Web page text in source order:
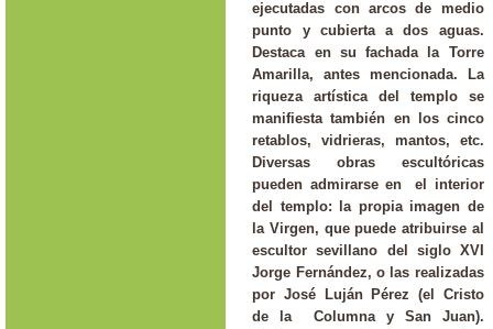
ejecutadas con arcos de medio
punto y cubierta a dos aguas.
Destaca en su fachada la Torre
Amarilla, antes mencionada. La
riqueza artística del templo se
manifiesta también en los cinco
retablos, vidrieras, mantos, etc.
Diversas obras escultóricas
pueden admirarse en el interior
del templo: la propia imagen de
la Virgen, que puede atribuirse al
escultor sevillano del siglo XVI
Jorge Fernández, o las realizadas
por José Luján Pérez (el Cristo
de la Columna y San Juan).